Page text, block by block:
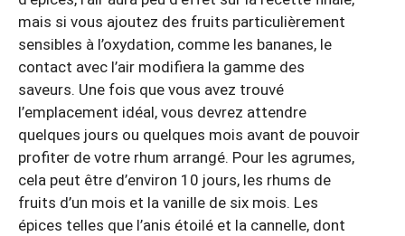
mais si vous ajoutez des fruits particulièrement
sensibles à l’oxydation, comme les bananes, le
contact avec l’air modifiera la gamme des
saveurs. Une fois que vous avez trouvé
l’emplacement idéal, vous devrez attendre
quelques jours ou quelques mois avant de pouvoir
profiter de votre rhum arrangé. Pour les agrumes,
cela peut être d’environ 10 jours, les rhums de
fruits d’un mois et la vanille de six mois. Les
épices telles que l’anis étoilé et la cannelle, dont